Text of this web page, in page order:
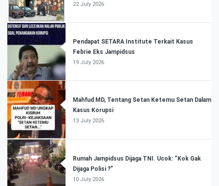
22 July 2026
Pendapat SETARA Institute Terkait Kasus
Febrie Eks Jampidsus
19 July 2026
Mahfud MD, Tentang Setan Ketemu Setan Dalam
Kasus Korupsi
13 July 2026
Rumah Jampidsus Dijaga TNI. Ucok: “Kok Gak
Dijaga Polisi ?”
10 July 2026